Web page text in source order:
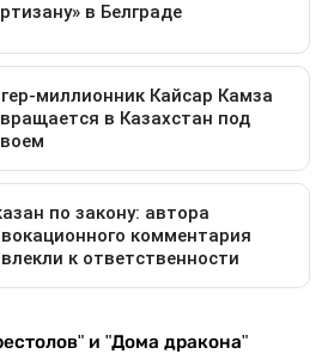
и "Дома дракона"